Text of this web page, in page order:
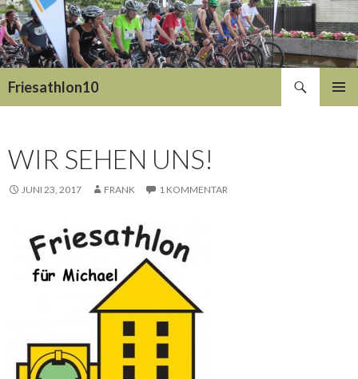
Friesathlon10
WIR SEHEN UNS!
JUNI 23, 2017 FRANK 1 KOMMENTAR